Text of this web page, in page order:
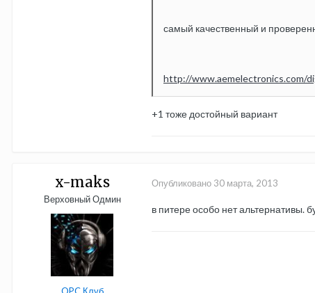
самый качественный и
http://www.aemelectronics.com/
+1 тоже достойный вариант
x-maks
Верховный Одмин
OPC Клуб
Опубликовано 30 марта, 2013
в питере особо нет альтернативы.